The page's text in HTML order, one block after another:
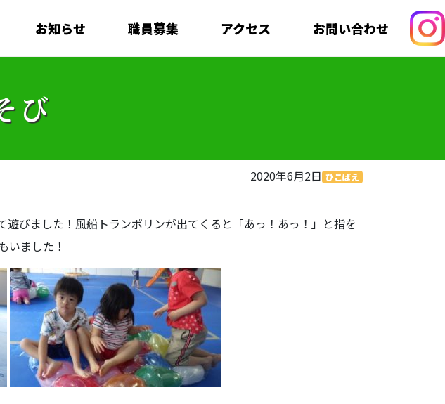
お知らせ 職員募集 アクセス お問い合わせ
び
2020年6月2日 ひこばえ
びました！風船トランポリンが出てくると「あっ！あっ！」と指を
いました！